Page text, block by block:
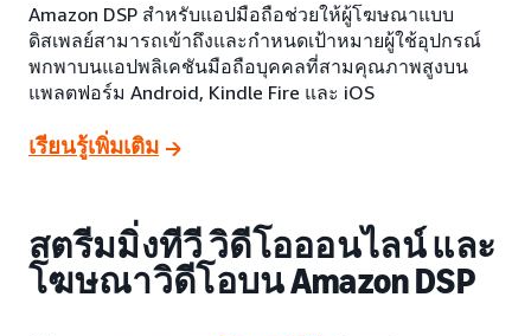
Amazon DSP สำหรับแอปมือถือช่วยให้ผู้โฆษณาแบบ
ดิสเพลย์สามารถเข้าถึงและกำหนดเป้าหมายผู้ใช้อุปกรณ์
พกพาบนแอปพลิเคชันมือถือบุคคลที่สามคุณภาพสูงบน
แพลตฟอร์ม Android, Kindle Fire และ iOS
เรียนรู้เพิ่มเติม
สตรีมมิ่งทีวี วิดีโอออนไลน์ และ
โฆษณาวิดีโอบน Amazon DSP